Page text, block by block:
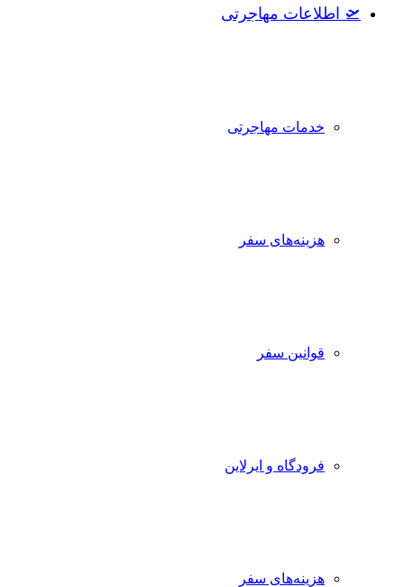
🛫 اطلاعات مهاجرتی
خدمات مهاجرتی
هزینه‌های سفر
قوانین سفر
فرودگاه و ایرلاین
هزینه‌های سفر